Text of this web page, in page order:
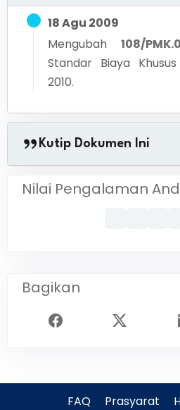
18 Agu 2009
Mengubah
108/
Standar Biaya
2010.
Kutip Dokumen Ini
Nilai Pengalaman
Bagikan
FAQ Prasyarat